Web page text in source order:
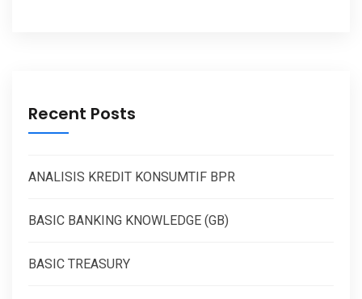
Recent Posts
ANALISIS KREDIT KONSUMTIF BPR
BASIC BANKING KNOWLEDGE (GB)
BASIC TREASURY